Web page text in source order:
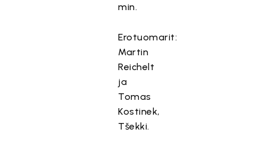
min.
Erotuomarit:
Martin
Reichelt
ja
Tomas
Kostinek,
Tšekki.
ä
m